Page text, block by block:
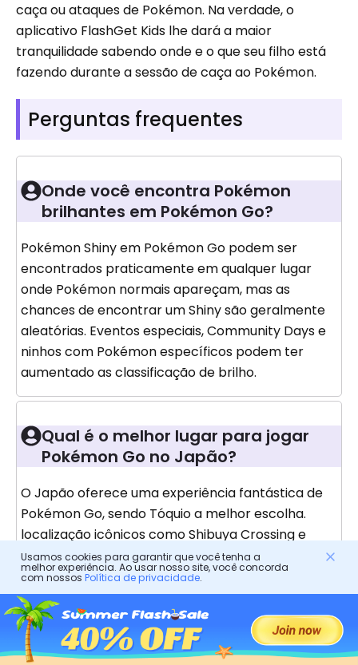
caça ou ataques de Pokémon. Na verdade, o
aplicativo FlashGet Kids lhe dará a maior
tranquilidade sabendo onde e o que seu filho está
fazendo durante a sessão de caça ao Pokémon.
Perguntas frequentes
Onde você encontra Pokémon
brilhantes em Pokémon Go?
Pokémon Shiny em Pokémon Go podem ser
encontrados praticamente em qualquer lugar
onde Pokémon normais apareçam, mas as
chances de encontrar um Shiny são geralmente
aleatórias. Eventos especiais, Community Days e
ninhos com Pokémon específicos podem ter
aumentado as classificação de brilho.
Qual é o melhor lugar para jogar
Pokémon Go no Japão?
O Japão oferece uma experiência fantástica de
Pokémon Go, sendo Tóquio a melhor escolha.
localização icônicos como Shibuya Crossing e
Ueno Park são conhecidos por diversos locais de
desova. Durante eventos especiais, cidades como
Yokohama hospedam o Pokémon Go Fest,
atraindo jogadores para encontros únicos.
Usamos cookies para garantir que você tenha a
melhor experiência. Ao usar nosso site, você concorda
com nossos Política de privacidade.